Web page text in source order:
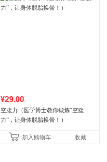
¥29.00
空腹力（医学博士教你锻炼“空腹
力”，让身体脱胎换骨！）
加入购物车 收藏